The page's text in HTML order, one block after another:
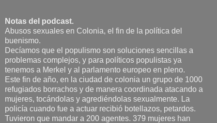
Notas del podcast.
Abusos sexuales en Colonia, el fin de la política del
buenismo.
Decíamos que el populismo son soluciones sencillas a
problemas complejos, y para políticos populistas ya
tenemos a Merkel y al parlamento europeo en pleno.
Este fin de año, en la ciudad de colonia un grupo de 1000
refugiados borrachos y de manera coordinada atacando a
mujeres, tocándolas y agrediéndolas sexualmente. La
policía cuando fue a actuar recibió botellazos, petardos.
Tuvieron que mandar a 200 agentes. 379 mujeres han